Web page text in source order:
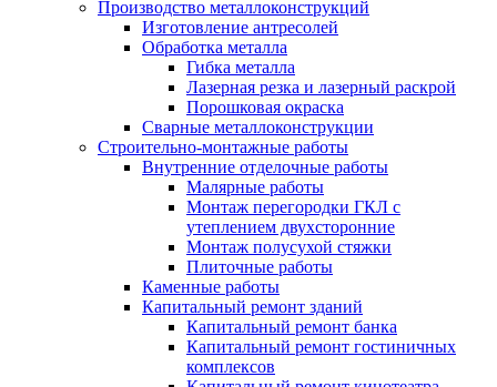
Производство металлоконструкций
Изготовление антресолей
Обработка металла
Гибка металла
Лазерная резка и лазерный раскрой
Порошковая окраска
Сварные металлоконструкции
Строительно-монтажные работы
Внутренние отделочные работы
Малярные работы
Монтаж перегородки ГКЛ с
утеплением двухсторонние
Монтаж полусухой стяжки
Плиточные работы
Каменные работы
Капитальный ремонт зданий
Капитальный ремонт банка
Капитальный ремонт гостиничных
комплексов